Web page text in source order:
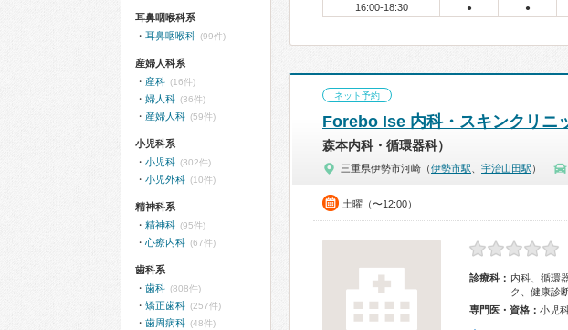
16:00-18:30 ● ●
ネット予約
Forebo Ise 内科・スキンクリニ
森本内科・循環器科）
三重県伊勢市河崎（伊勢市駅 宇治山田駅 ）
土曜（〜12:00）
診療科： 内科、循環
ク、健康診
専門医・資格： 小児
耳鼻咽喉科系
耳鼻咽喉科 (99件)
産婦人科系
産科 (16件)
婦人科 (36件)
産婦人科 (59件)
小児科系
小児科 (302件)
小児外科 (10件)
精神科系
精神科 (95件)
心療内科 (67件)
歯科系
歯科 (808件)
矯正歯科 (257件)
歯周病科 (48件)